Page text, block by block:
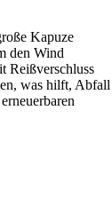
Kapuze
den Wind
Reißverschluss
was hilft, Abfall